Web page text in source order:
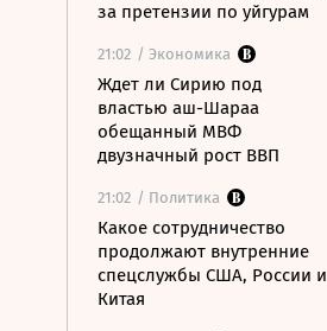
за претензии по уйгурам
21:02 / Экономика
Ждет ли Сирию под
властью аш-Шараа
обещанный МВФ
двузначный рост ВВП
21:02 / Политика
Какое сотрудничество
продолжают внутренние
спецслужбы США, России и
Китая